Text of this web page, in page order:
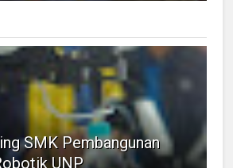
SMK Pembangunan
UNP